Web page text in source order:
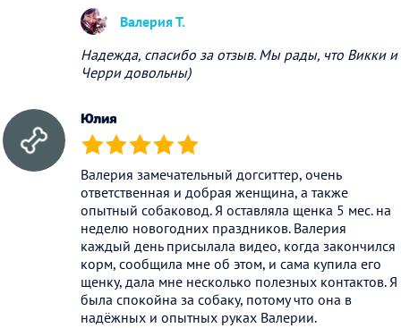
Валерия Т.
Надежда, спасибо за отзыв. Мы рады, что Викки и
Черри довольны)
Юлия
(*) (*) (*) (*) (*)
Валерия замечательный догситтер, очень
ответственная и добрая женщина, а также
опытный собаковод. Я оставляла щенка 5 мес. на
неделю новогодних праздников. Валерия
каждый день присылала видео, когда закончился
корм, сообщила мне об этом, и сама купила его
щенку, дала мне несколько полезных контактов. Я
была спокойна за собаку, потому что она в
надёжных и опытных руках Валерии.